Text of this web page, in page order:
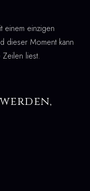
einem einzigen
dieser Moment kann
liest.